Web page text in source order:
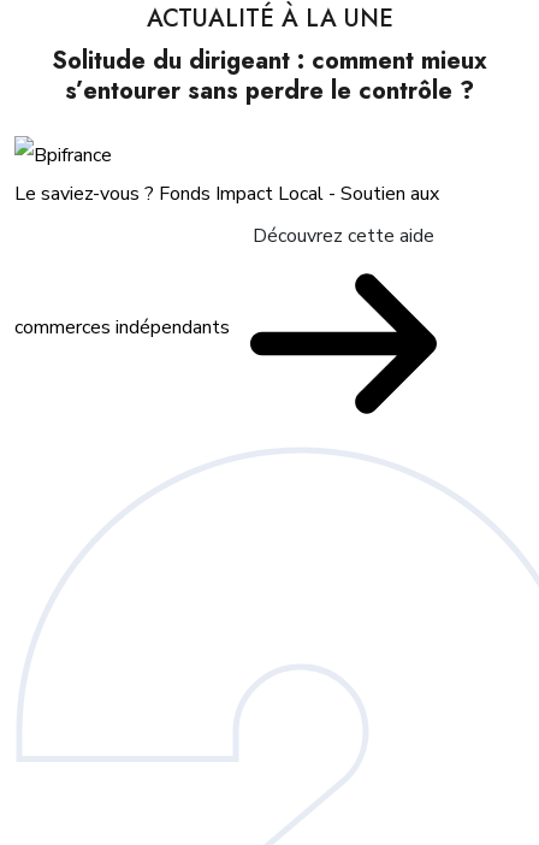
ACTUALITÉ À LA UNE
Solitude du dirigeant : comment mieux
s’entourer sans perdre le contrôle ?
Le saviez-vous ? Fonds Impact Local - Soutien aux
commerces indépendants
Découvrez cette aide